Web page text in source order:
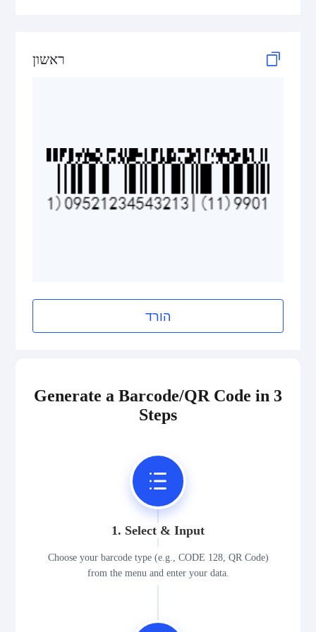
GS1 DataBar Stacked Omnidirectional
GS1 DataBar Truncated Composite
Medical Device Codes
ראשון
הורד
Generate a Barcode/QR Code in 3
Steps
1. Select & Input
Choose your barcode type (e.g., CODE 128, QR Code)
from the menu and enter your data.